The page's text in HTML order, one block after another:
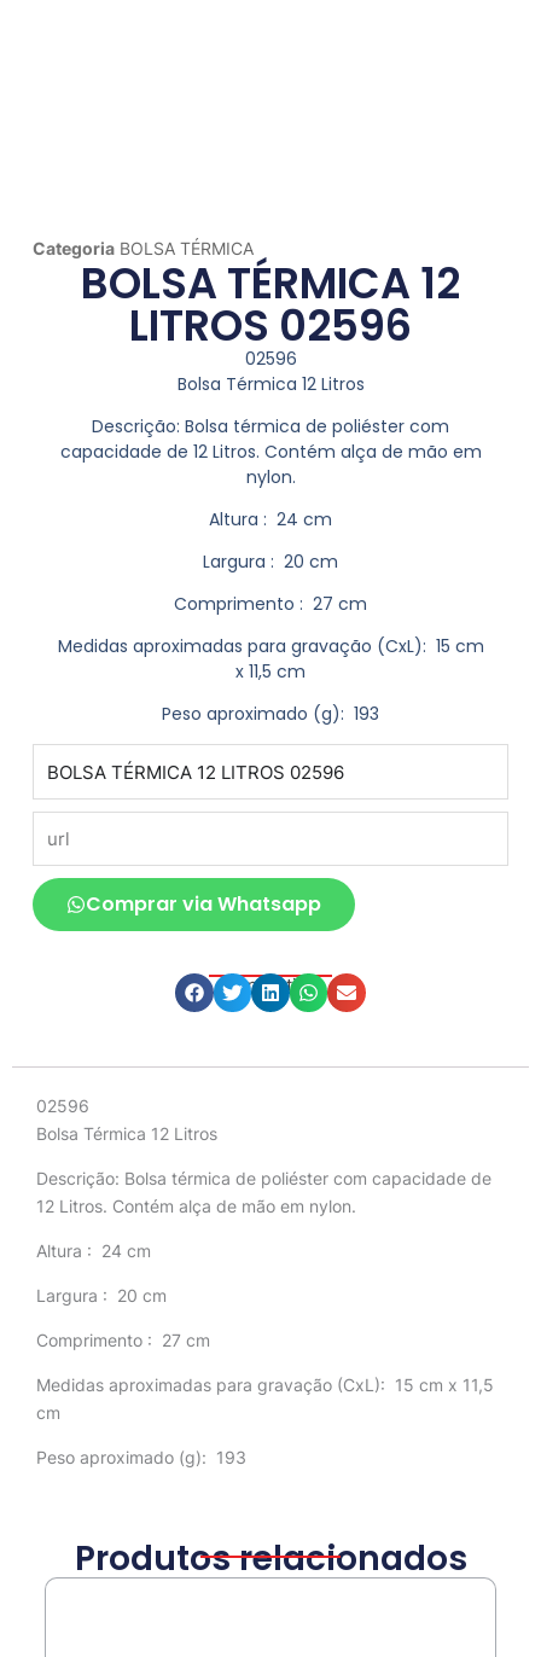
Categoria BOLSA TÉRMICA
BOLSA TÉRMICA 12
LITROS 02596
02596
Bolsa Térmica 12 Litros
Descrição: Bolsa térmica de poliéster com
capacidade de 12 Litros. Contém alça de mão em
nylon.
Altura : 24 cm
Largura : 20 cm
Comprimento : 27 cm
Medidas aproximadas para gravação (CxL): 15 cm
x 11,5 cm
Peso aproximado (g): 193
Comprar via Whatsapp
Compartilhe
02596
Bolsa Térmica 12 Litros
Descrição: Bolsa térmica de poliéster com capacidade de
12 Litros. Contém alça de mão em nylon.
Altura : 24 cm
Largura : 20 cm
Comprimento : 27 cm
Medidas aproximadas para gravação (CxL): 15 cm x 11,5
cm
Peso aproximado (g): 193
Produtos relacionados